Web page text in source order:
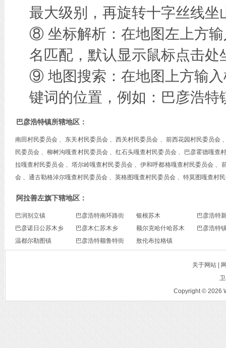
最大级别，再旋转十字丝线坐
⑧ 坐标解析：在地图左上方
名匹配，默认显示鼠标点击处
⑨ 地图搜索：在地图上方输
键词的位置，例如：巴彦浩
巴彦浩特镇所辖地区：
南田村民委员会 、东关村民委员会 、西关村民委员会 、前西花园村民委员
民委员会 、柳树沟嘎查村民委员会 、红石头嘎查村民委员会 、巴彦霍德嘎
拉嘎查村民委员会 、塔尔岭嘎查村民委员会 、伊和呼都格嘎查村民委员会
会 、通古勒格淖尔嘎查村民委员会 、英格图嘎查村民委员会 、特莫图嘎查村
阿拉善左旗下辖地区：
巴润别立镇
巴彦浩特南环路街
道办事处
银根苏木
巴彦浩特
办事处
巴彦诺日公苏木乡 巴彦木仁苏木乡
额尔克哈什哈苏木
乡
巴彦浩特
温都尔勒图镇
巴彦浩特额鲁特街
敖伦布拉格镇
关于网站 |
Copyright © 2026